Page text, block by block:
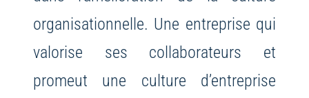
organisationnelle. Une entreprise qui
valorise ses collaborateurs et
promeut une culture d’entreprise